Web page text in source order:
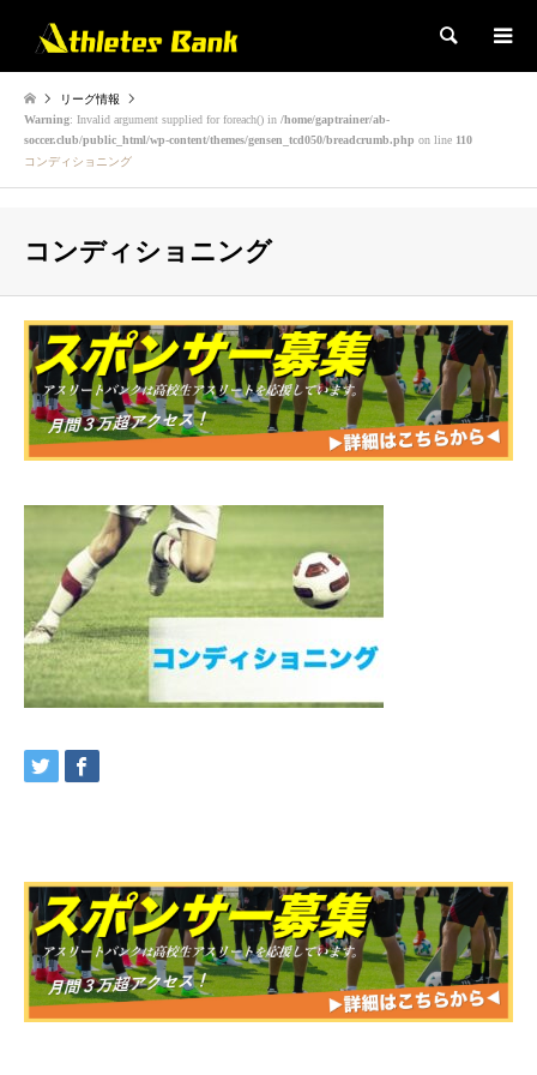
検索
リーグ情報
Warning: Invalid argument supplied for foreach() in /home/gaptrainer/ab-
soccer.club/public_html/wp-content/themes/gensen_tcd050/breadcrumb.php on line 110
コンディショニング
コンディショニング